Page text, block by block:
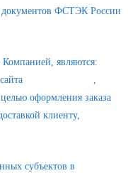
документов ФСТЭК России
являются:
,
оформления заказа
клиенту,
субъектов в